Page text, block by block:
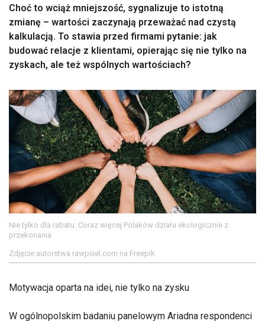
Choć to wciąż mniejszość, sygnalizuje to istotną
zmianę – wartości zaczynają przeważać nad czystą
kalkulacją. To stawia przed firmami pytanie: jak
budować relacje z klientami, opierając się nie tylko na
zyskach, ale też wspólnych wartościach?
Nie tylko dla rabatu. Coraz więcej Polaków działa ekologicznie z
przekonania
Zdjęcie autorstwa rawpixel.com na Freepik
Motywacja oparta na idei, nie tylko na zysku
W ogólnopolskim badaniu panelowym Ariadna respondenci